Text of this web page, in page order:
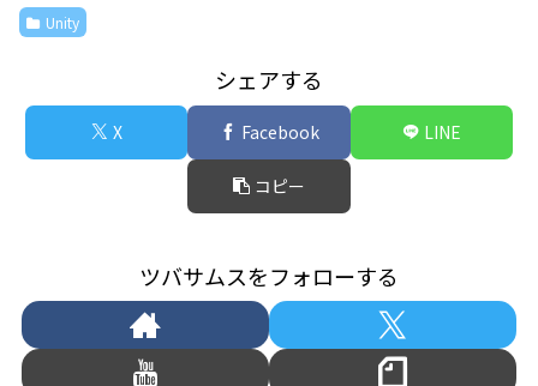
er
o
o
Unity
シェアする
X Facebook LINE
コピー
ツバサムスをフォローする